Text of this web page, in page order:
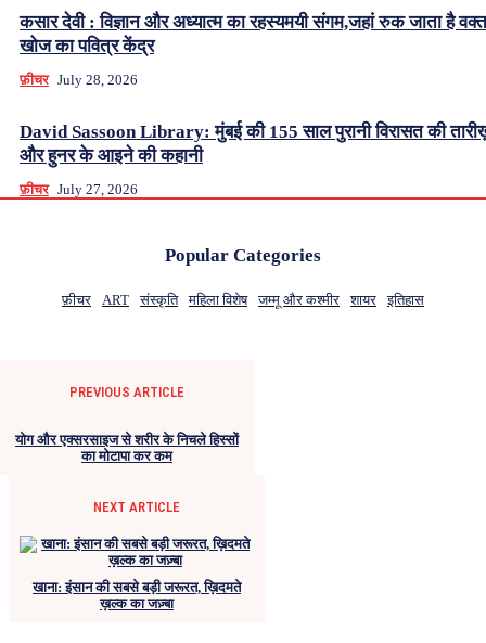
कसार देवी : विज्ञान और अध्यात्म का रहस्यमयी संगम,जहां रुक जाता है
खोज का पवित्र केंद्र
फ़ीचर July 28, 2026
David Sassoon Library: मुंबई की 155 साल पुरानी विरासत की
और हुनर के आइने की कहानी
फ़ीचर July 27, 2026
Popular Categories
फ़ीचर ART संस्कृति महिला विशेष जम्मू और कश्मीर शायर इतिहास
PREVIOUS ARTICLE
योग और एक्सरसाइज से शरीर के निचले हिस्सों
का मोटापा कर कम
NEXT ARTICLE
खाना: इंसान की सबसे बड़ी जरूरत, ख़िदमते
ख़ल्क का जज़्बा